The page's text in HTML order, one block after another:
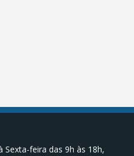
Sexta-feira das 9h às 18h,